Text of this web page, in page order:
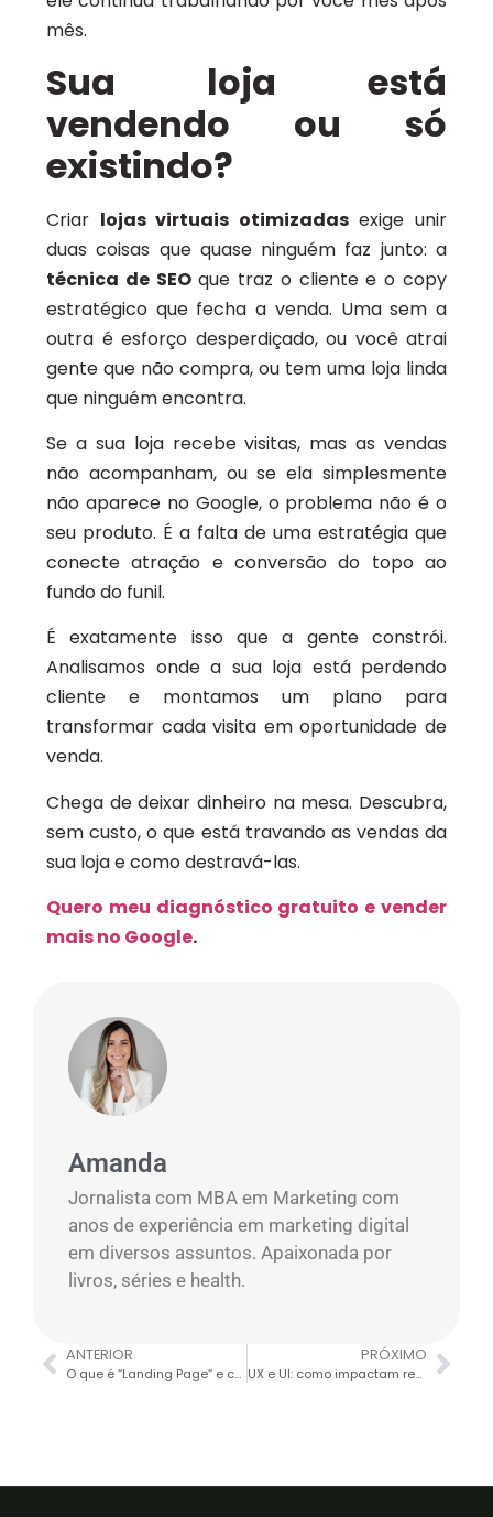
mês.
Sua loja está
vendendo ou só
existindo?
Criar lojas virtuais otimizadasexige unir
duas coisas que quase ninguém faz junto: a
técnica de SEOque traz o cliente e o copy
estratégico que fecha a venda. Uma sem a
outra é esforço desperdiçado, ou você atrai
gente que não compra, ou tem uma loja linda
que ninguém encontra.
Se a sua loja recebe visitas, mas as vendas
não acompanham, ou se ela simplesmente
não aparece no Google, o problema não é o
seu produto. É a falta de uma estratégia que
conecte atração e conversão do topo ao
fundo do funil.
É exatamente isso que a gente constrói.
Analisamos onde a sua loja está perdendo
cliente e montamos um plano para
transformar cada visita em oportunidade de
venda.
Chega de deixar dinheiro na mesa. Descubra,
sem custo, o que está travando as vendas da
sua loja e como destravá-las.
Quero meu diagnóstico gratuito e vender
mais no Google.
Amanda
Jornalista com MBA em Marketing com
anos de experiência em marketing digital
em diversos assuntos. Apaixonada por
livros, séries e health.
ANTERIOR
O que é “Landing Page“ e como funciona?
PRÓXIMO
UX e UI: como impactam resultados de marketing